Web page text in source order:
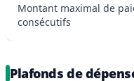
Montant maximal de
consécutifs
Plafonds de